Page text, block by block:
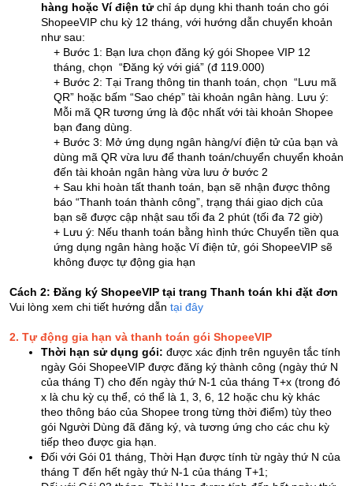
hàng hoặc Ví điện tửchỉ áp dụng khi thanh toán cho gói
ShopeeVIP chu kỳ 12 tháng, với hướng dẫn chuyển khoản
như sau:
+ Bước 1: Bạn lưa chọn đăng ký gói Shopee VIP 12
tháng, chọn “Đăng ký với giá” (đ 119.000)
+ Bước 2: Tại Trang thông tin thanh toán, chọn “Lưu mã
QR” hoặc bấm “Sao chép” tài khoản ngân hàng. Lưu ý:
Mỗi mã QR tương ứng là độc nhất với tài khoản Shopee
bạn đang dùng.
+ Bước 3: Mở ứng dụng ngân hàng/ví điện tử của bạn và
dùng mã QR vừa lưu để thanh toán/chuyển chuyển khoản
đến tài khoản ngân hàng vừa lưu ở bước 2
+ Sau khi hoàn tất thanh toán, bạn sẽ nhận được thông
báo “Thanh toán thành công”, trạng thái giao dịch của
bạn sẽ được cập nhật sau tối đa 2 phút (tối đa 72 giờ)
+ Lưu ý: Nếu thanh toán bằng hình thức Chuyển tiền qua
ứng dụng ngân hàng hoặc Ví điện tử, gói ShopeeVIP sẽ
không được tự động gia hạn
Cách 2: Đăng ký ShopeeVIP tại trang Thanh toán khi đặt đơn
Vui lòng xem chi tiết hướng dẫn tại đây
2. Tự động gia hạn và thanh toán gói ShopeeVIP
Thời hạn sử dụng gói: được xác định trên nguyên tắc tính
ngày Gói ShopeeVIP được đăng ký thành công (ngày thứ N
của tháng T) cho đến ngày thứ N-1 của tháng T+x (trong đó
x là chu kỳ cụ thể, có thể là 1, 3, 6, 12 hoặc chu kỳ khác
theo thông báo của Shopee trong từng thời điểm) tùy theo
gói Người Dùng đã đăng ký, và tương ứng cho các chu kỳ
tiếp theo được gia hạn.
Đối với Gói 01 tháng, Thời Hạn được tính từ ngày thứ N của
tháng T đến hết ngày thứ N-1 của tháng T+1;